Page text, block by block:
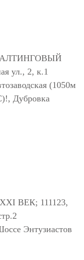
ул., 2, к.1
(1050м
Дубровка
ВЕК; 111123,
Энтузиастов